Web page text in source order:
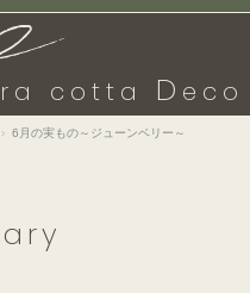
ra cotta D eco
6月の実もの～ジューンベリー～